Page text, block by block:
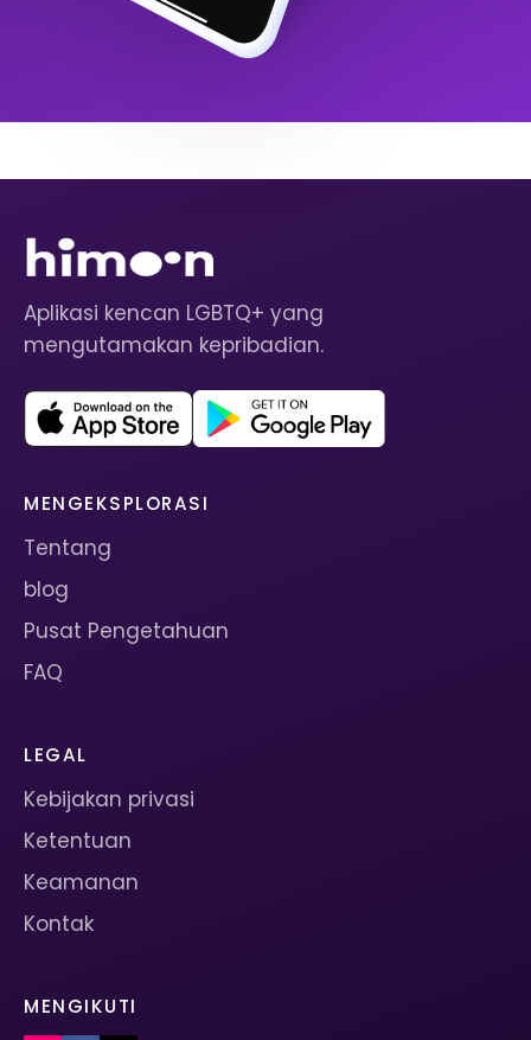
Aplikasi kencan LGBTQ+ yang
mengutamakan kepribadian.
MENGEKSPLORASI
Tentang
blog
Pusat Pengetahuan
FAQ
LEGAL
Kebijakan privasi
Ketentuan
Keamanan
Kontak
MENGIKUTI